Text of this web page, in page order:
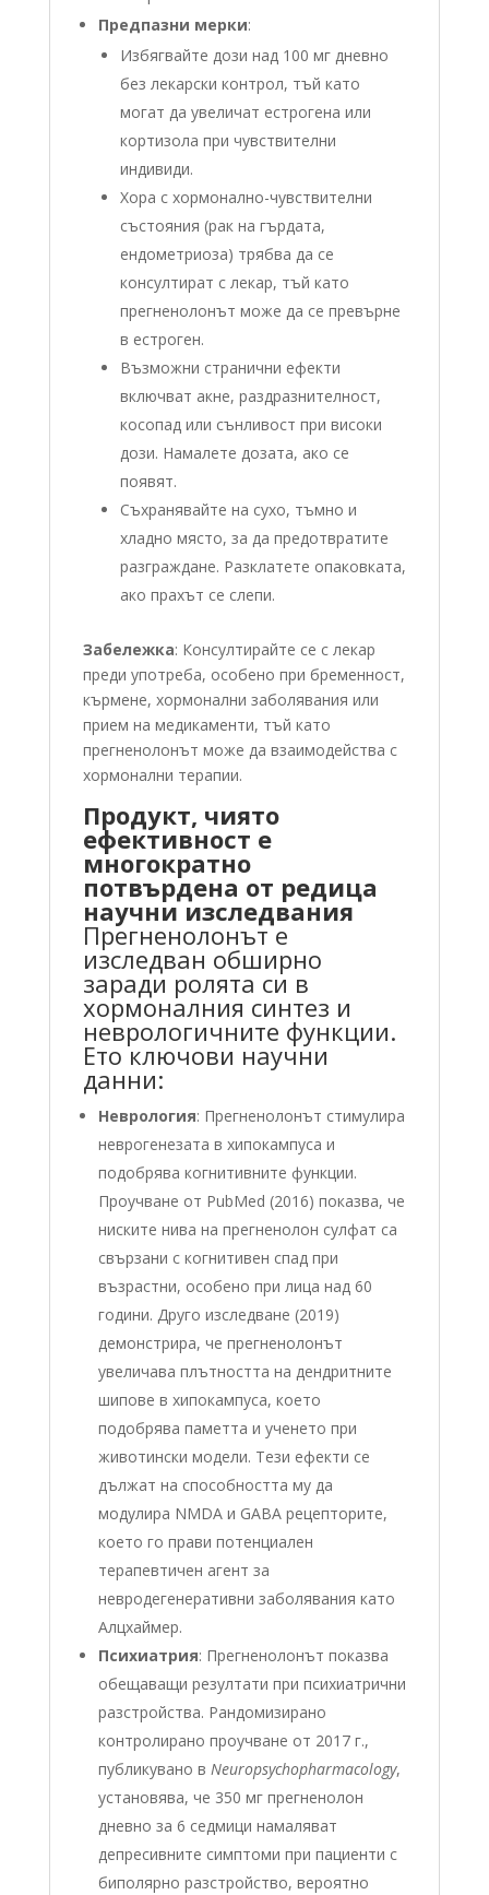
Предпазни мерки:
Избягвайте дози над 100 мг дневно
без лекарски контрол, тъй като
могат да увеличат естрогена или
кортизола при чувствителни
индивиди.
Хора с хормонално-чувствителни
състояния (рак на гърдата,
ендометриоза) трябва да се
консултират с лекар, тъй като
прегненолонът може да се превърне
в естроген.
Възможни странични ефекти
включват акне, раздразнителност,
косопад или сънливост при високи
дози. Намалете дозата, ако се
появят.
Съхранявайте на сухо, тъмно и
хладно място, за да предотвратите
разграждане. Разклатете опаковката,
ако прахът се слепи.
Забележка: Консултирайте се с лекар
преди употреба, особено при бременност,
кърмене, хормонални заболявания или
прием на медикаменти, тъй като
прегненолонът може да взаимодейства с
хормонални терапии.
Продукт, чиято
ефективност е
многократно
потвърдена от редица
научни изследвания
Прегненолонът е
изследван обширно
заради ролята си в
хормоналния синтез и
неврологичните функции.
Ето ключови научни
данни:
Неврология: Прегненолонът стимулира
неврогенезата в хипокампуса и
подобрява когнитивните функции.
Проучване от PubMed (2016) показва, че
ниските нива на прегненолон сулфат са
свързани с когнитивен спад при
възрастни, особено при лица над 60
години. Друго изследване (2019)
демонстрира, че прегненолонът
увеличава плътността на дендритните
шипове в хипокампуса, което
подобрява паметта и ученето при
животински модели. Тези ефекти се
дължат на способността му да
модулира NMDA и GABA рецепторите,
което го прави потенциален
терапевтичен агент за
невродегенеративни заболявания като
Алцхаймер.
Психиатрия: Прегненолонът показва
обещаващи резултати при психиатрични
разстройства. Рандомизирано
контролирано проучване от 2017 г.,
публикувано в Neuropsychopharmacology,
установява, че 350 мг прегненолон
дневно за 6 седмици намаляват
депресивните симптоми при пациенти с
биполярно разстройство, вероятно